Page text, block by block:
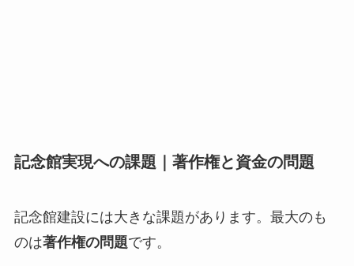
記念館実現への課題｜著作権と資金の問題
記念館建設には大きな課題があります。最大のも
のは著作権の問題です。